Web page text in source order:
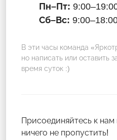
Пн–Пт:
Сб–Вс:
В эти часы команда
но написать или оставить
время суток :)
Присоединяйтесь к нам
ничего не пропустить!